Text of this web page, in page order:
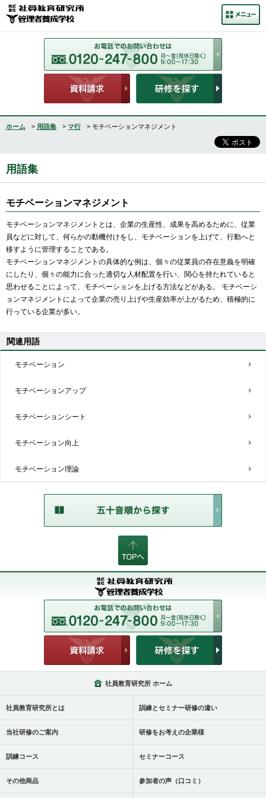
ホーム > 用語集 > マ行 > モチベーションマネジメント
用語集
モチベーションマネジメント
モチベーションマネジメントとは、企業の生産性、成果を高めるために、従業
員などに対して、何らかの動機付けをし、モチベーションを上げて、行動へと
移すように管理することである。
モチベーションマネジメントの具体的な例は、個々の従業員の存在意義を明確
にしたり、個々の能力に合った適切な人材配置を行い、関心を持たれていると
思わせることによって、モチベーションを上げる方法などがある。 モチベーシ
ョンマネジメントによって企業の売り上げや生産効率が上がるため、積極的に
行っている企業が多い。
関連用語
モチベーション
モチベーションアップ
モチベーションシート
モチベーション向上
モチベーション理論
社員教育研究所 ホーム
社員教育研究所とは 訓練とセミナー研修の違い
当社研修のご案内 研修をお考えの企業様
訓練コース セミナーコース
その他商品 参加者の声（口コミ）